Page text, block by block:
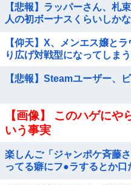
【悲報】ラッパーさん、札
人の初ボーナスくらいしか
【仰天】X、メンエス嬢と
り広げ対戦型になってしま
【悲報】Steamユーザー、
【画像】 このハゲに
いう事実
楽しんご「ジャンポケ斉藤
ってる癖にフ●ラするとか